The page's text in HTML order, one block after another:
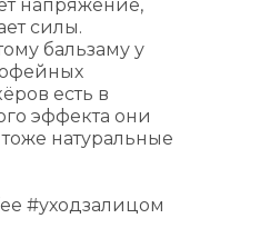
напряжение,
силы.
бальзаму у
есть в
эффекта они
тоже натуральные
#уходзалицом